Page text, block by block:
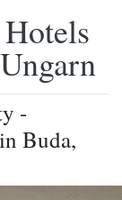
-
Buda,